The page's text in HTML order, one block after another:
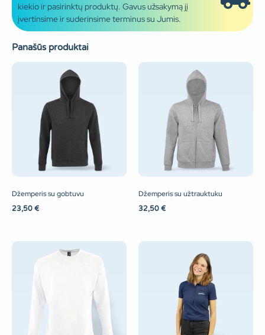
kiekio ir pasirinktų produktų. Gavus užsakymą jį
įvertinsime ir suderinsime terminus su Jumis.
Panašūs produktai
Džemperis su gobtuvu
23,50 €
Džemperis su užtrauktuku
32,50 €